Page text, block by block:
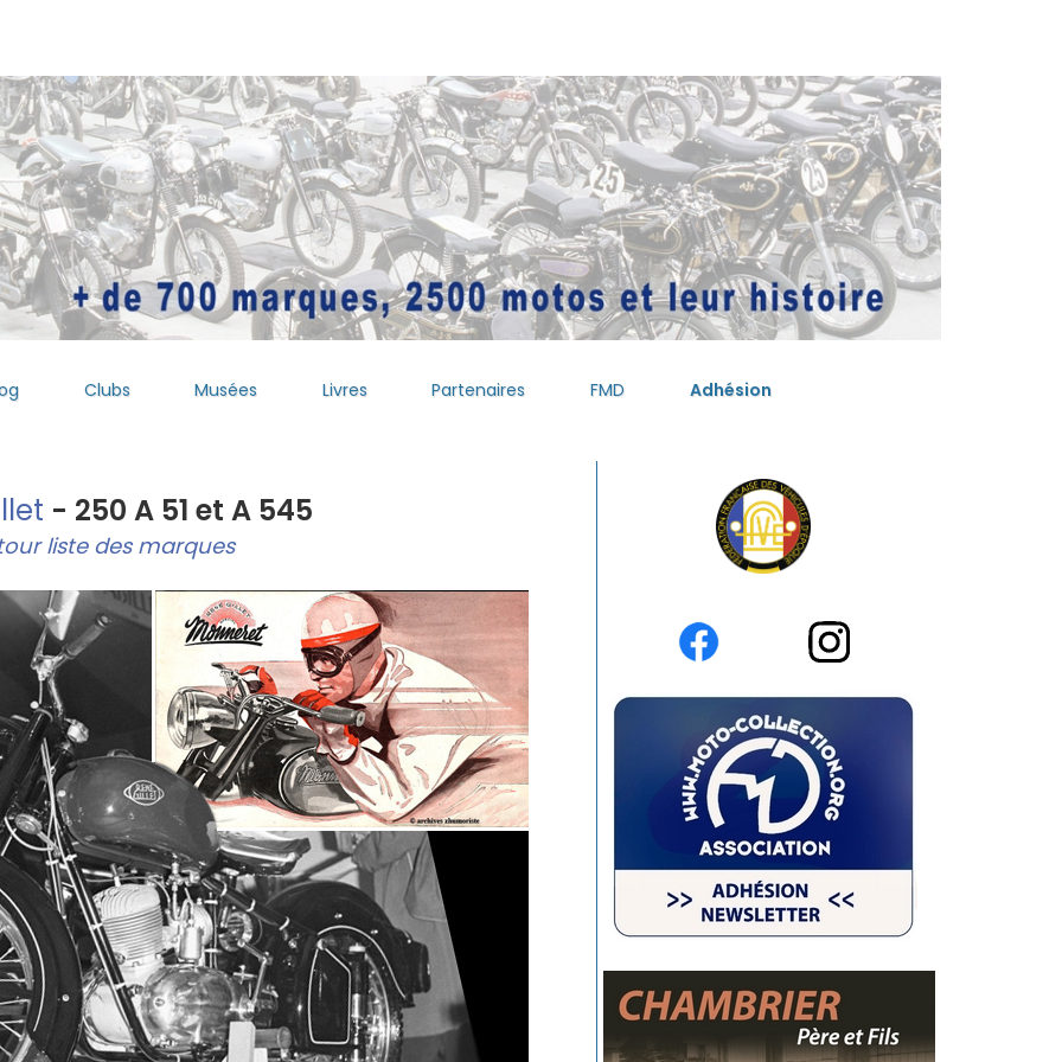
Clubs Musées Livres Partenaires FMD Adhésion
- 250 A 51 et A 545
liste des marques